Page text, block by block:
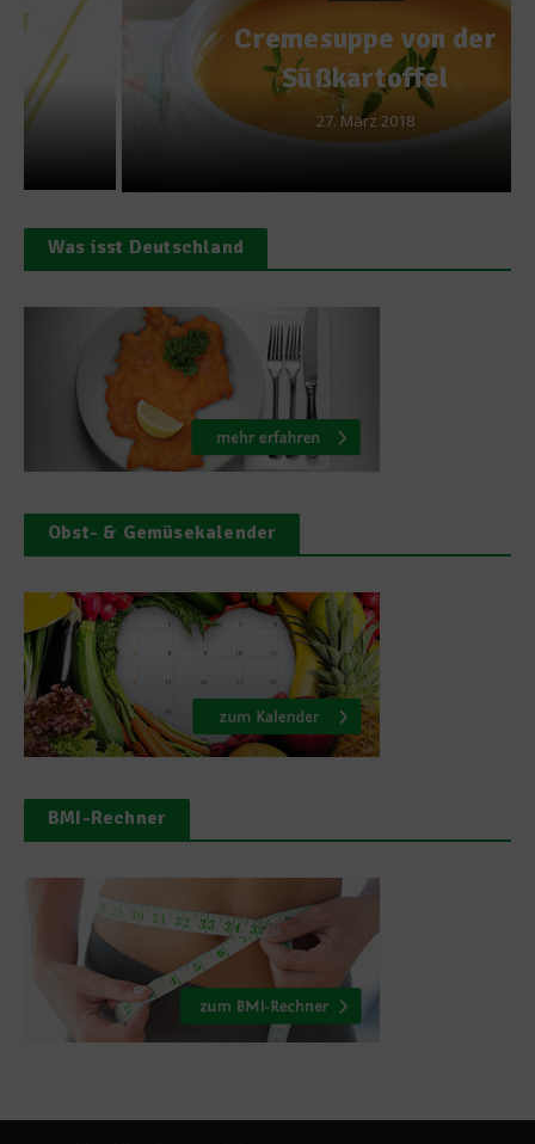
Cremesuppe von der
Süßkartoffel
27. März 2018
Was isst Deutschland
Obst- & Gemüsekalender
BMI-Rechner